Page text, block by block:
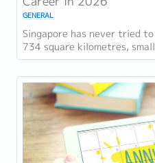
GENERAL
Singapore has never tried
734 square kilometres,
competes on capability